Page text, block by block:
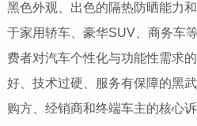
黑色外观、出色的隔热防晒能力
于家用轿车、豪华SUV、商务车
费者对汽车个性化与功能性需求
好、技术过硬、服务有保障的黑
购方、经销商和终端车主的核心